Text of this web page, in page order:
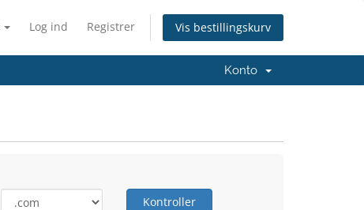
Log ind Registrer Vis bestillingskurv
Konto
Kontroller